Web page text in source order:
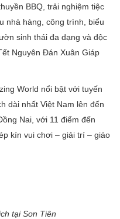
BBQ, trải nghiệm tiệc
nhà hàng, công trình, biểu
sinh thái đa dạng và độc
Nguyên Đán Xuân Giáp
World nổi bật với tuyến
dài nhất Việt Nam lên đến
Nai, với 11 điểm đến
kín vui chơi – giải trí – giáo
tại Sơn Tiên